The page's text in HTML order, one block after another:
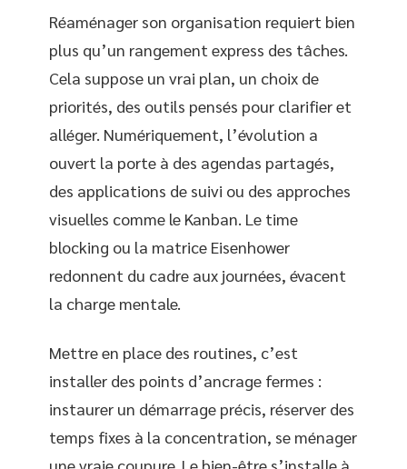
Réaménager son organisation requiert bien
plus qu’un rangement express des tâches.
Cela suppose un vrai plan, un choix de
priorités, des outils pensés pour clarifier et
alléger. Numériquement, l’évolution a
ouvert la porte à des agendas partagés,
des applications de suivi ou des approches
visuelles comme le Kanban. Le time
blocking ou la matrice Eisenhower
redonnent du cadre aux journées, évacent
la charge mentale.
Mettre en place des routines, c’est
installer des points d’ancrage fermes :
instaurer un démarrage précis, réserver des
temps fixes à la concentration, se ménager
une vraie coupure. Le bien-être s’installe à